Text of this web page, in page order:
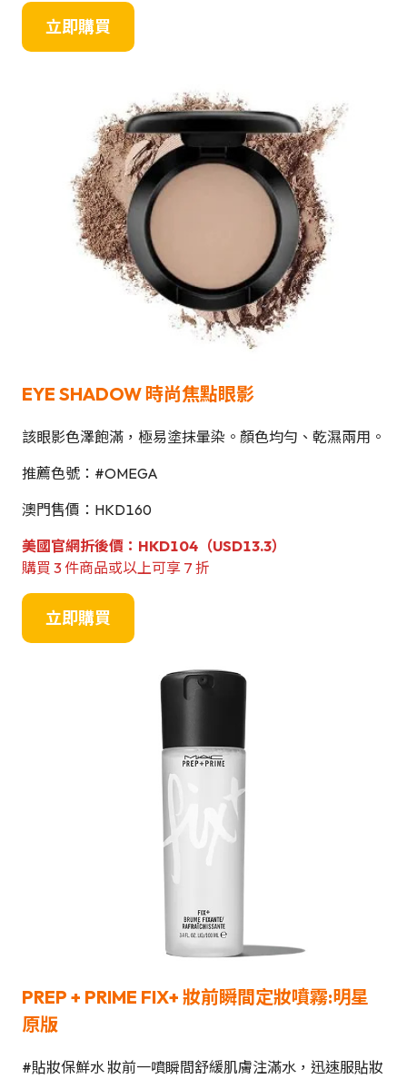
立即購買
EYE SHADOW時尚焦點眼影
該眼影色澤飽滿，極易塗抹暈染。顏色均勻、乾濕兩用。
推薦色號：#OMEGA
澳門售價：HKD160
美國官網折後價：HKD104（USD13.3）
購買 3 件商品或以上可享 7 折
立即購買
PREP + PRIME FIX+ 妝前瞬間定妝噴霧:明星
原版
#貼妝保鮮水 妝前一噴瞬間舒緩肌膚注滿水，迅速服貼妝